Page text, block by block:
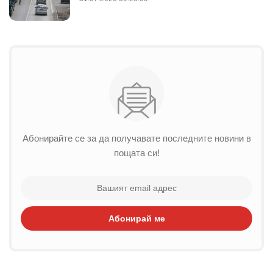
Абонирайте се за да получавате последните новини в
пощата си!
Абонирай ме